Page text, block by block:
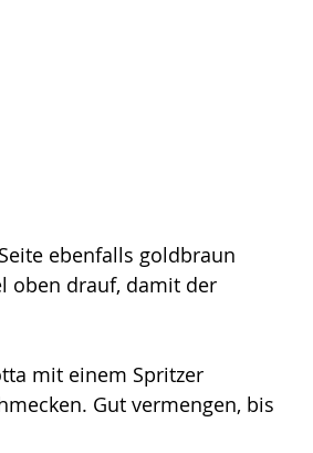
ebenfalls goldbraun
oben drauf, damit der
mit einem Spritzer
Gut vermengen, bis